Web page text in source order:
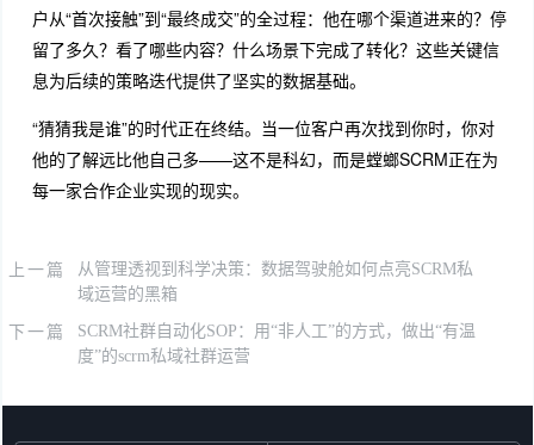
户从“首次接触”到“最终成交”的全过程：他在哪个渠道进来的？停
留了多久？看了哪些内容？什么场景下完成了转化？这些关键信
息为后续的策略迭代提供了坚实的数据基础。
“猜猜我是谁”的时代正在终结。当一位客户再次找到你时，你对
他的了解远比他自己多——这不是科幻，而是螳螂SCRM正在为
每一家合作企业实现的现实。
上一篇
从管理透视到科学决策：数据驾驶舱如何点亮SCRM私
域运营的黑箱
下一篇
SCRM社群自动化SOP：用“非人工”的方式，做出“有温
度”的scrm私域社群运营